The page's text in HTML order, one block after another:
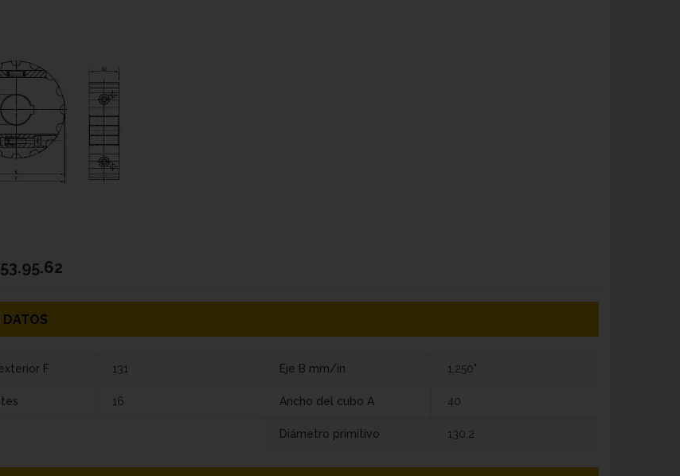
DATOS
F 131
16
Eje B mm/in 1,250"
Ancho del cubo A 40
Diámetro primitivo 130,2